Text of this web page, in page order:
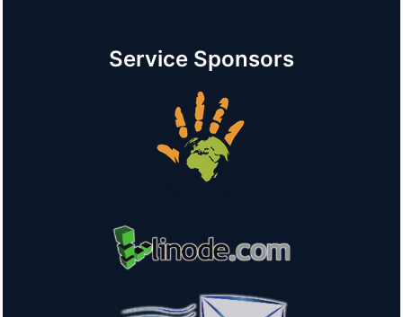
Service Sponsors